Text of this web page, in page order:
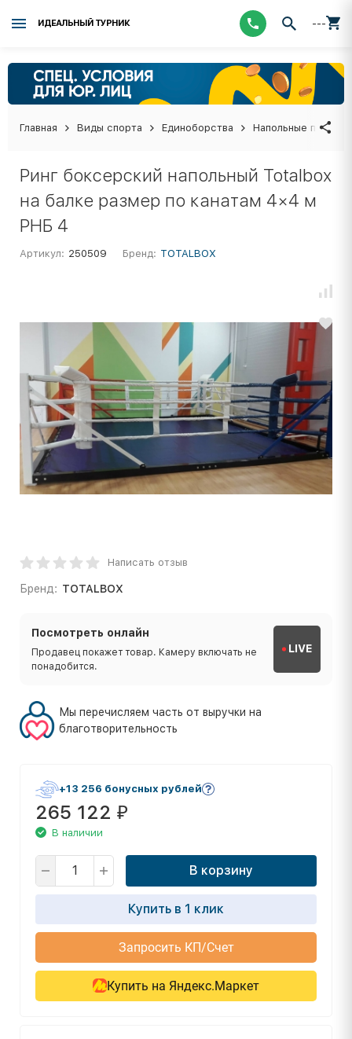
ИДЕАЛЬНЫЙ ТУРНИК ---
Главная Виды спорта Единоборства Напольные
Ринг боксерский напольный Totalbox
на балке размер по канатам 4×4 м
РНБ 4
Артикул: 250509 Бренд: TOTALBOX
Написать отзыв
Бренд: TOTALBOX
Посмотреть онлайн
Продавец покажет товар. Камеру включать не
понадобится.
LIVE
Мы перечисляем часть от выручки на
благотворительность
+13 256 бонусных рублей
265 122 ₽
В наличии
В корзину
Купить в 1 клик
Запросить КП/Счет
Купить на Яндекс.Маркет